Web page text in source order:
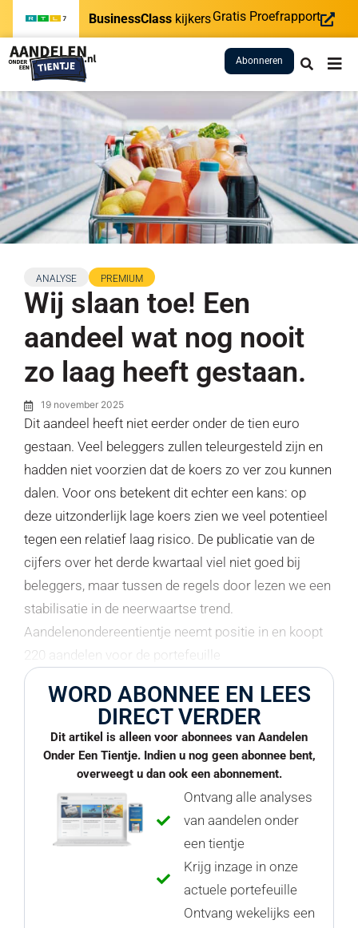
BusinessClass kijkersGratis Proefrapport
Abonneren
ANALYSE PREMIUM
Wij slaan toe! Een
aandeel wat nog nooit
zo laag heeft gestaan.
19 november 2025
Dit aandeel heeft niet eerder onder de tien euro
gestaan. Veel beleggers zullen teleurgesteld zijn en
hadden niet voorzien dat de koers zo ver zou kunnen
dalen. Voor ons betekent dit echter een kans: op
deze uitzonderlijk lage koers zien we veel potentieel
tegen een relatief laag risico. De publicatie van de
cijfers over het derde kwartaal viel niet goed bij
beleggers, maar tussen de regels door lezen we een
stabilisatie in de neerwaartse trend.
Aandelenondereentientje neemt positie in en koopt
220 aandelen voor de portefeuille
WORD ABONNEE EN LEES
DIRECT VERDER
Dit artikel is alleen voor abonnees van Aandelen
Onder Een Tientje. Indien u nog geen abonnee bent,
overweegt u dan ook een abonnement.
Ontvang alle analyses
van aandelen onder
een tientje
Krijg inzage in onze
actuele portefeuille
Ontvang wekelijks een